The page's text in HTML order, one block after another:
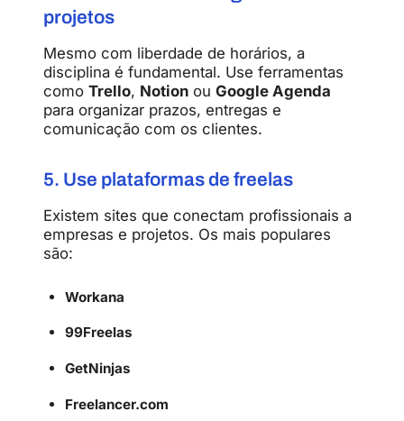
projetos
Mesmo com liberdade de horários, a
disciplina é fundamental. Use ferramentas
como Trello, Notion ou Google Agenda
para organizar prazos, entregas e
comunicação com os clientes.
5. Use plataformas de freelas
Existem sites que conectam profissionais a
empresas e projetos. Os mais populares
são:
Workana
99Freelas
GetNinjas
Freelancer.com